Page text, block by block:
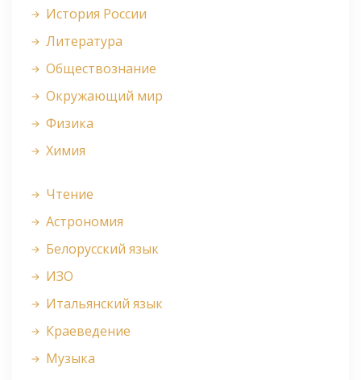
История России
Литература
Обществознание
Окружающий мир
Физика
Химия
Чтение
Астрономия
Белорусский язык
ИЗО
Итальянский язык
Краеведение
Музыка